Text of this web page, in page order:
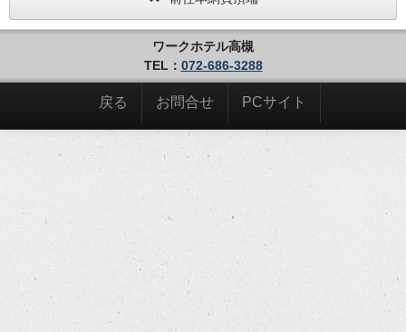
ワークホテル高槻
TEL： 072-686-3288
戻る お問合せ PCサイト